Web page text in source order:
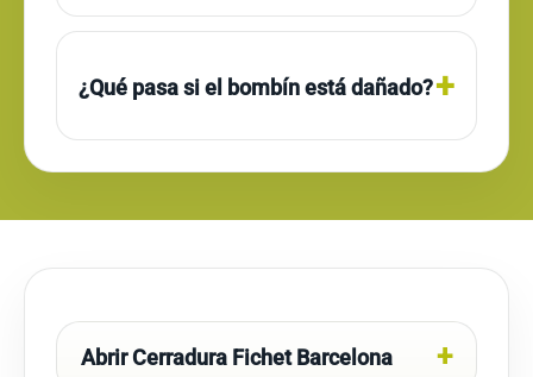
¿Qué pasa si el bombín está dañado?
Abrir Cerradura Fichet Barcelona